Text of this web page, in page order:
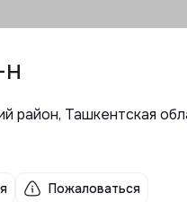
район, Ташкентская
Пожаловаться